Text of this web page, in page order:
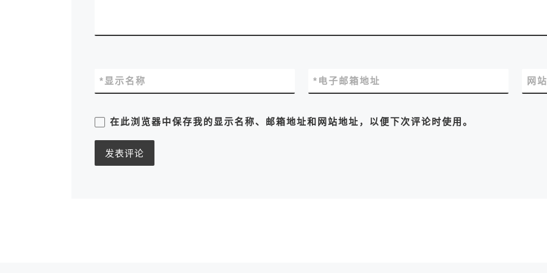
显示名称
* 电子邮箱地址
* 网
在此浏览器中保存我的显示名称、邮箱地址和网站地址，以便下次评论时使用。